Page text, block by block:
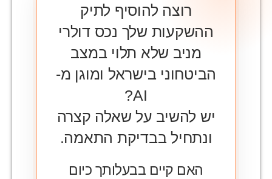
רוצה להוסיף לתיק
ההשקעות שלך נכס דולרי
מניב שלא תלוי במצב
הביטחוני בישראל ומוגן מ-
יש להשיב על שאלה קצרה
ונתחיל בבדיקת התאמה.
האם קיים בבעלותך כיום